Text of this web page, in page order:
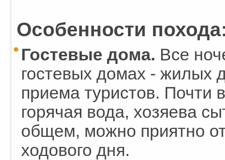
Особенности
Гостевые дома. Все
гостевых домах - жилых
приема туристов. Почти
горячая вода, хозяева
общем, можно приятно
ходового дня.